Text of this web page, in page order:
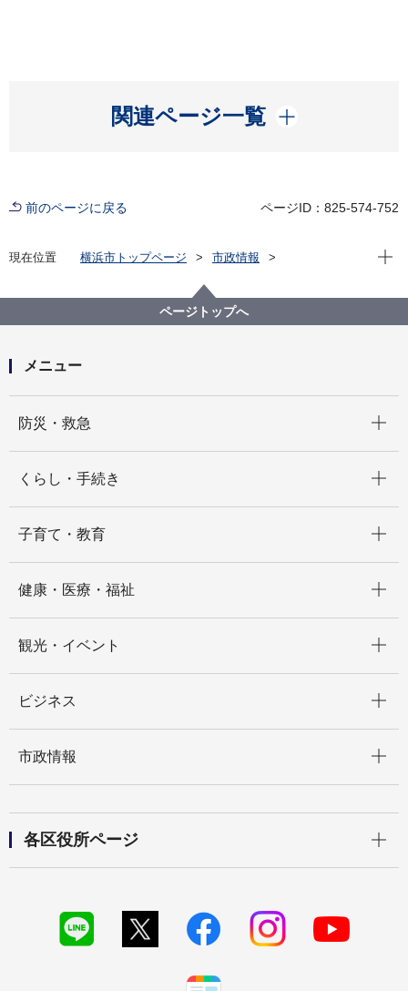
関連ページ一覧
開く
前のページに戻る ページID：825-574-752
現在位置 横浜市トップページ
市政情報
新型コロナウイルス感染症による新たな市内の患者確
認について
現在
ページトップへ
メニュー
防災・救急
くらし・手続き
子育て・教育
健康・医療・福祉
観光・イベント
ビジネス
市政情報
各区役所ページ